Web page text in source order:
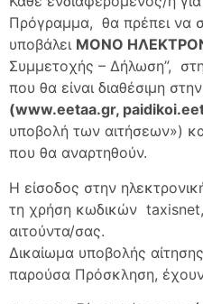
Πρόγραμμα, θα πρέπει να
υποβάλει ΜΟΝΟ
Συμμετοχής – Δήλωση”,
που θα είναι διαθέσιμη
(www.eetaa.gr,
υποβολή των αιτήσεων»)
που θα αναρτηθούν.
Η είσοδος στην
τη χρήση κωδικών taxisnet,
αιτούντα/σας.
Δικαίωμα υποβολής
παρούσα Πρόσκληση,